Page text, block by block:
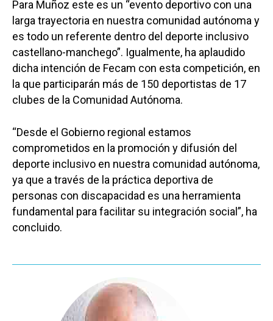
Para Muñoz este es un “evento deportivo con una
larga trayectoria en nuestra comunidad autónoma y
es todo un referente dentro del deporte inclusivo
castellano-manchego”. Igualmente, ha aplaudido
dicha intención de Fecam con esta competición, en
la que participarán más de 150 deportistas de 17
clubes de la Comunidad Autónoma.
“Desde el Gobierno regional estamos
comprometidos en la promoción y difusión del
deporte inclusivo en nuestra comunidad autónoma,
ya que a través de la práctica deportiva de
personas con discapacidad es una herramienta
fundamental para facilitar su integración social”, ha
concluido.
Albacete
Cuenca
Guadalajara
Talavera
Educación
Cultura
Deportes
Sucesos
Planeta Rural
Especiales
Política
Galerías